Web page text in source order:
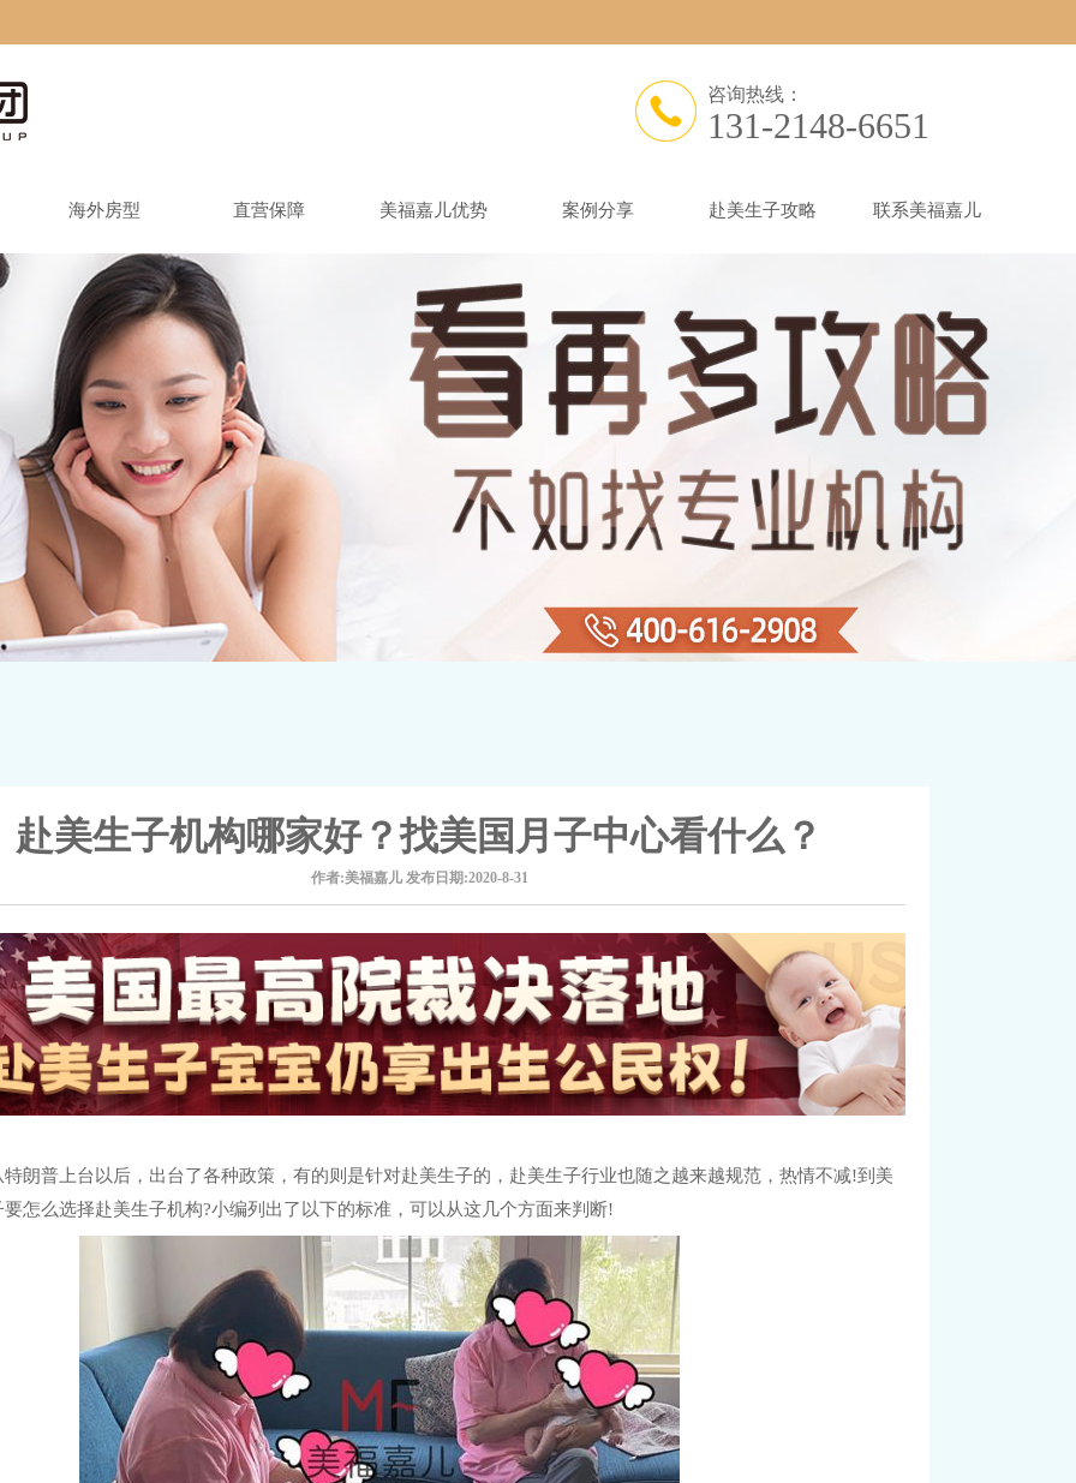
咨询热线：
131-2148-6651
海外房型 直营保障 美福嘉儿优势 案例分享 赴美生子攻略 联系美福嘉儿
赴美生子机构哪家好？找美国月子中心看什么？
作者:美福嘉儿 发布日期:2020-8-31
特朗普上台以后，出台了各种政策，有的则是针对赴美生子的，赴美生子行业也随之越来越规范，热情不减!到美
要怎么选择赴美生子机构?小编列出了以下的标准，可以从这几个方面来判断!